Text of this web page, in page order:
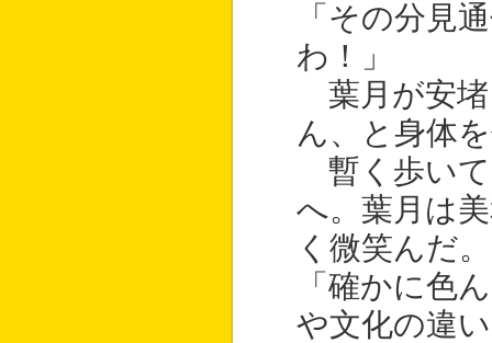
「その分見
わ！」
葉月が安堵
ん、と身体
暫く歩いて
へ。葉月は
く微笑んだ。
「確かに色
や文化の違